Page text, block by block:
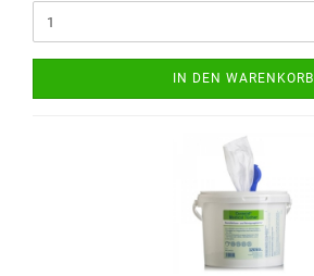
IN DEN WARENKORB